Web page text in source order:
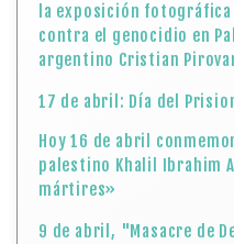
la exposición
contra el genocidio en
argentino Cristian
17 de abril: Día del
Hoy 16 de abril
palestino Khalil Ibrahim
mártires»
9 de abril, "Masacre de